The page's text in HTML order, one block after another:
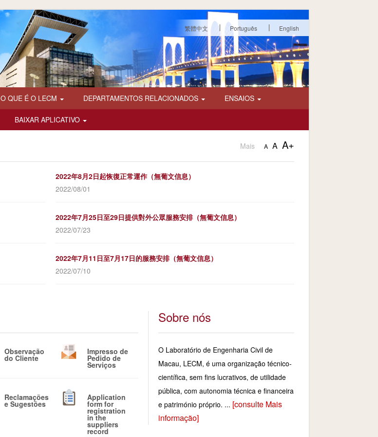
繁體中文 Português English
O QUE É O LECM DEPARTAMENTOS RELACIONADOS ENSAIOS
BAIXAR APLICATIVO
Mais A A A+
2022年8月2日起恢復正常運作（無葡文信息）
2022/08/01
2022年7月25日至29日提供對外公眾服務安排（無葡文信息）
2022/07/23
2022年7月11日至7月17日的服務安排（無葡文信息）
2022/07/10
Observação
do Cliente
Impresso de
Pedido de
Serviços
Reclamações
e Sugestões
Application
form for
registration
in the
suppliers
record
Sobre nós
O Laboratório de Engenharia Civil de
Macau, LECM, é uma organização técnico-
científica, sem fins lucrativos, de utilidade
pública, com autonomia técnica e financeira
e património próprio. ... [consulte Mais
informação]